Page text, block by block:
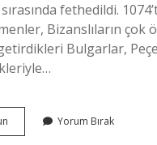
fethedildi.
Bizanslıların çok
Bulgarlar,
Hangi
Yorum Bırak